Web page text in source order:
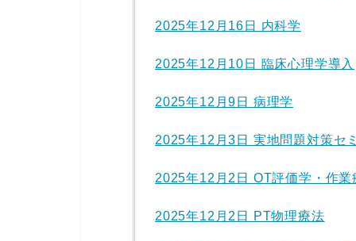
2025年12月16日 内科学
2025年12月10日 臨床心理学導入
2025年12月9日 病理学
2025年12月3日 実地問題対策セ
2025年12月2日 OT評価学・作業
2025年12月2日 PT物理療法